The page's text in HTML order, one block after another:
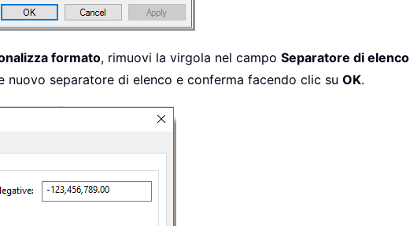
formato, rimuovi la virgola nel campo Separatore di elenco
nuovo separatore di elenco e conferma facendo clic su OK.